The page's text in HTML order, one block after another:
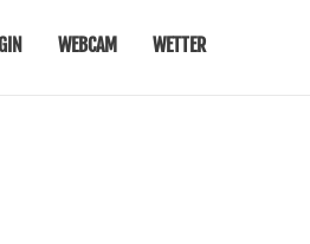
WEBCAM WETTER